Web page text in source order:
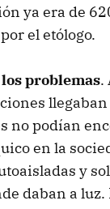
ya era de
el etólogo.
problemas.
no podían
en la
y
daban a luz.